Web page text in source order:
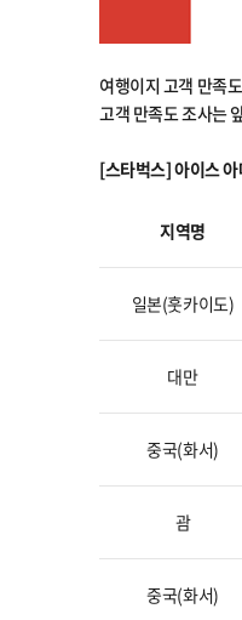
여행이지 고객 만족
고객 만족도 조사는
[스타벅스] 아이스
지역명
일본(훗카이도)
대만
중국(화서)
괌
중국(화서)